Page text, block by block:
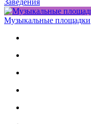
Заведения
Музыкальные площадки